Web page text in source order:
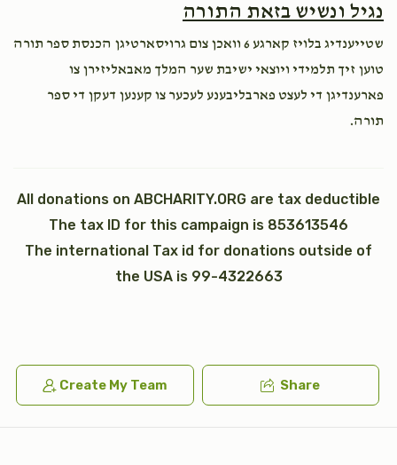
$1,800.00
נגיל ונשיש בזאת התורה
שטייענדיג בלויז קארגע 6 וואכן צום גרויסארטיגן הכנסת ספר תורה
טוען זיך תלמידי ויוצאי ישיבת שער המלך מאבאליזירן צו
פארענדיגן די לעצט פארבליבענע לעכער צו קענען דעקן די ספר
תורה.
All donations on ABCHARITY.ORG are tax deductible
The tax ID for this campaign is 853613546
The international Tax id for donations outside of
the USA is 99-4322663
Create My Team Share